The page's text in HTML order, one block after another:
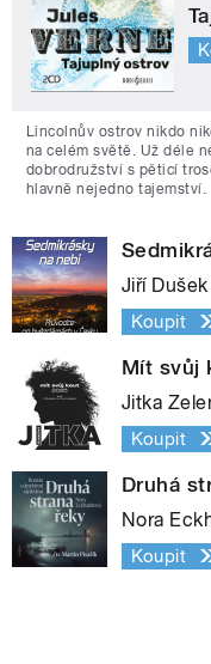
Lincolnův ostrov nikdo
na celém světě. Už déle
dobrodružství s pěticí
hlavně nejedno tajemství.
Jiří
Koupit
Mít svůj
Jitka
Koupit
Druhá
Nora
Koupit